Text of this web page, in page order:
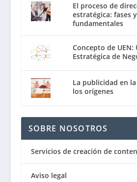
El proceso de
estratégica: fases
fundamentales
Concepto de UEN:
Estratégica de
La publicidad en
los orígenes
SOBRE NOSOTROS
Servicios de creación de
Aviso legal